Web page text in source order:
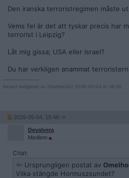
Den iranska terroristregimen måste
Vems fel är det att tyskar precis har
terrorist i Leipzig?
Låt mig gissa; USA eller Israel?
Du har verkligen anammat
Senast redigerad av Omelhor242 2026-05-04 kl. 18:36.
2026-05-04, 18:48
Devalvera
Medlem
Citat:
Ursprungligen postat av
Vilka stängde Hormuszsundet?